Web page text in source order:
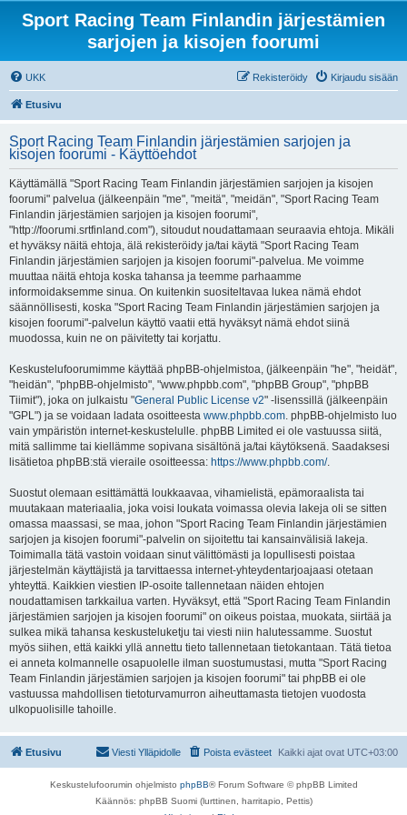
Sport Racing Team Finlandin järjestämien
sarjojen ja kisojen foorumi
UKK Kirjaudu sisään
Rekisteröidy
Etusivu
Sport Racing Team Finlandin järjestämien sarjojen ja
kisojen foorumi - Käyttöehdot
Käyttämällä "Sport Racing Team Finlandin järjestämien sarjojen ja kisojen
foorumi" palvelua (jälkeenpäin "me", "meitä", "meidän", "Sport Racing Team
Finlandin järjestämien sarjojen ja kisojen foorumi",
"http://foorumi.srtfinland.com"), sitoudut noudattamaan seuraavia ehtoja. Mikäli
et hyväksy näitä ehtoja, älä rekisteröidy ja/tai käytä "Sport Racing Team
Finlandin järjestämien sarjojen ja kisojen foorumi"-palvelua. Me voimme
muuttaa näitä ehtoja koska tahansa ja teemme parhaamme
informoidaksemme sinua. On kuitenkin suositeltavaa lukea nämä ehdot
säännöllisesti, koska "Sport Racing Team Finlandin järjestämien sarjojen ja
kisojen foorumi"-palvelun käyttö vaatii että hyväksyt nämä ehdot siinä
muodossa, kuin ne on päivitetty tai korjattu.
Keskustelufoorumimme käyttää phpBB-ohjelmistoa, (jälkeenpäin "he", "heidät",
"heidän", "phpBB-ohjelmisto", "www.phpbb.com", "phpBB Group", "phpBB
Tiimit"), joka on julkaistu "General Public License v2" -lisenssillä (jälkeenpäin
"GPL") ja se voidaan ladata osoitteesta www.phpbb.com. phpBB-ohjelmisto luo
vain ympäristön internet-keskustelulle. phpBB Limited ei ole vastuussa siitä,
mitä sallimme tai kiellämme sopivana sisältönä ja/tai käytöksenä. Saadaksesi
lisätietoa phpBB:stä vieraile osoitteessa: https://www.phpbb.com/.
Suostut olemaan esittämättä loukkaavaa, vihamielistä, epämoraalista tai
muutakaan materiaalia, joka voisi loukata voimassa olevia lakeja oli se sitten
omassa maassasi, se maa, johon "Sport Racing Team Finlandin järjestämien
sarjojen ja kisojen foorumi"-palvelin on sijoitettu tai kansainvälisiä lakeja.
Toimimalla tätä vastoin voidaan sinut välittömästi ja lopullisesti poistaa
järjestelmän käyttäjistä ja tarvittaessa internet-yhteydentarjoajaasi otetaan
yhteyttä. Kaikkien viestien IP-osoite tallennetaan näiden ehtojen
noudattamisen tarkkailua varten. Hyväksyt, että "Sport Racing Team Finlandin
järjestämien sarjojen ja kisojen foorumi" on oikeus poistaa, muokata, siirtää ja
sulkea mikä tahansa keskusteluketju tai viesti niin halutessamme. Suostut
myös siihen, että kaikki yllä annettu tieto tallennetaan tietokantaan. Tätä tietoa
ei anneta kolmannelle osapuolelle ilman suostumustasi, mutta "Sport Racing
Team Finlandin järjestämien sarjojen ja kisojen foorumi" tai phpBB ei ole
vastuussa mahdollisen tietoturvamurron aiheuttamasta tietojen vuodosta
ulkopuolisille tahoille.
Etusivu Kaikki ajat ovat UTC+03:00
Poista evästeet
Viesti Ylläpidolle
Keskustelufoorumin ohjelmisto phpBB® Forum Software © phpBB Limited
Käännös: phpBB Suomi (lurttinen, harritapio, Pettis)